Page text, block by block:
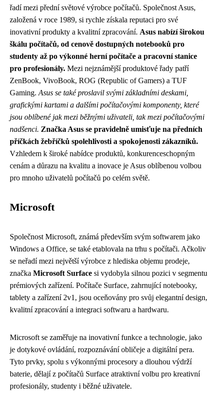
řadí mezi přední světové výrobce počítačů. Společnost Asus,
založená v roce 1989, si rychle získala reputaci pro své
inovativní produkty a kvalitní zpracování. Asus nabízí širokou
škálu počítačů, od cenově dostupných notebooků pro
studenty až po výkonné herní počítače a pracovní stanice
pro profesionály. Mezi nejznámější produktové řady patří
ZenBook, VivoBook, ROG (Republic of Gamers) a TUF
Gaming. Asus se také proslavil svými základními deskami,
grafickými kartami a dalšími počítačovými komponenty, které
jsou oblíbené jak mezi běžnými uživateli, tak mezi počítačovými
nadšenci. Značka Asus se pravidelně umisťuje na předních
příčkách žebříčků spolehlivosti a spokojenosti zákazníků.
Vzhledem k široké nabídce produktů, konkurenceschopným
cenám a důrazu na kvalitu a inovace je Asus oblíbenou volbou
pro mnoho uživatelů počítačů po celém světě.
Microsoft
Společnost Microsoft, známá především svým softwarem jako
Windows a Office, se také etablovala na trhu s počítači. Ačkoliv
se neřadí mezi největší výrobce z hlediska objemu prodeje,
značka Microsoft Surface si vydobyla silnou pozici v segmentu
prémiových zařízení. Počítače Surface, zahrnující notebooky,
tablety a zařízení 2v1, jsou oceňovány pro svůj elegantní design,
kvalitní zpracování a integraci softwaru a hardwaru.
Microsoft se zaměřuje na inovativní funkce a technologie, jako
je dotykové ovládání, rozpoznávání obličeje a digitální pera.
Tyto prvky, spolu s výkonnými procesory a dlouhou výdrží
baterie, dělají z počítačů Surface atraktivní volbu pro kreativní
profesionály, studenty i běžné uživatele.